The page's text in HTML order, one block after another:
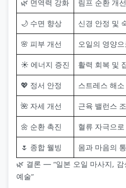
🌿 면역력 강화 림프 순환 개
🌙 수면 향상 신경 안정 및
🌸 피부 개선 오일의 영양
☀️ 에너지 증진 활력 회복 및
💖 정서 안정 스트레스 해
🌺 자세 개선 근육 밸런스
🌼 순환 촉진 혈류 자극으
🌷 종합 웰빙
몸과 마음의
🌿 결론 ― “일본 오일 마사지,
예술”